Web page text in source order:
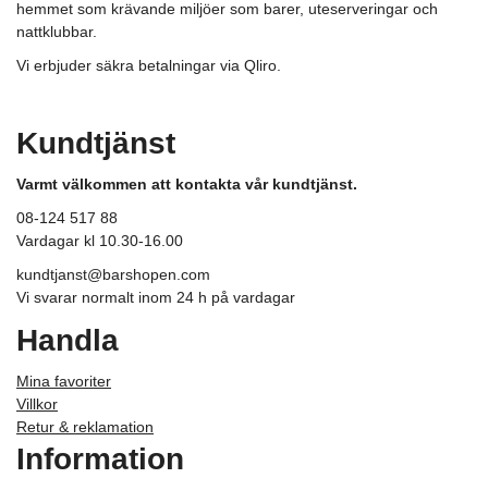
hemmet som krävande miljöer som barer, uteserveringar och
nattklubbar.
Vi erbjuder säkra betalningar via Qliro.
Kundtjänst
Varmt välkommen att kontakta vår kundtjänst.
08-124 517 88
Vardagar kl 10.30-16.00
kundtjanst@barshopen.com
Vi svarar normalt inom 24 h på vardagar
Handla
Mina favoriter
Villkor
Retur & reklamation
Information